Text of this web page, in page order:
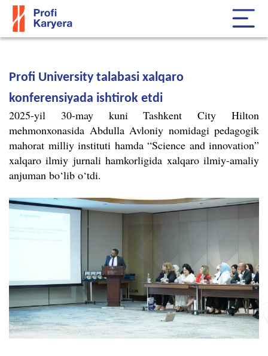
Profi University talabasi xalqaro
konferensiyada ishtirok etdi
2025-yil 30-may kuni Tashkent City Hilton
mehmonxonasida Abdulla Avloniy nomidagi pedagogik
mahorat milliy instituti hamda “Science and innovation”
xalqaro ilmiy jurnali hamkorligida xalqaro ilmiy-amaliy
anjuman bo‘lib o‘tdi.